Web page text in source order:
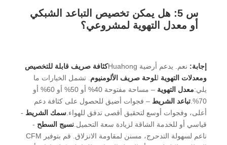
س 5: هل يمكن تخصيص التباعد الشبكي
أو معدل التهوية لمشروعي؟
إجابة: نعم. يدعم أرضية Huahong
كثافة صريف قابلة للتخصيص
ومعدلات التهوية للوحة صريف الألومنيوم. تشمل الخيارات ما
يلي:معدل التهوية
– مساحة مفتوحة 40% أو 50% أو 60% أو
70%.
تباعد الشريط – فجوات أضيق للحصول على كثافة دعم
أعلى، وفجوات أوسع لتحقيق أقصى تدفق للهواء.سمك الشريط -
قياسي أو للخدمة الشاقة لزيادة سعة التحميل.نسيج السطح -
ناعم لسهولة التدحرج، مسنن لمقاومة الانزلاق. قم بتوفير CFM